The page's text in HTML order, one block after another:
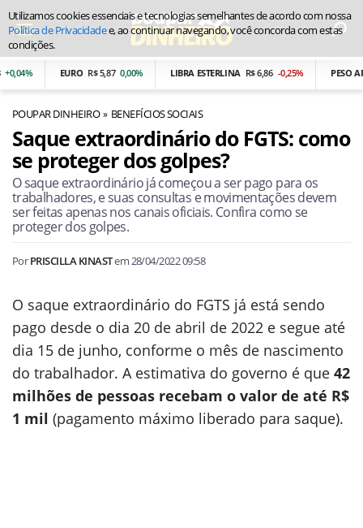
EURO R$ 5,87 0,00% LIBRA ESTERLINA R$ 6,86 -0,25% PESO
POUPAR DINHEIRO BENEFÍCIOS SOCIAIS
Saque extraordinário do FGTS: como
se proteger dos golpes?
O saque extraordinário já começou a ser pago para os
trabalhadores, e suas consultas e movimentações devem
ser feitas apenas nos canais oficiais. Confira como se
proteger dos golpes.
PorPRISCILLA KINASTem28/04/2022 09:58
O saque extraordinário do FGTS já está sendo
pago desde o dia 20 de abril de 2022 e segue até
dia 15 de junho, conforme o mês de nascimento
do trabalhador. A estimativa do governo é que 42
milhões de pessoas recebam o valor de até R$
1 mil (pagamento máximo liberado para saque).
Utilizamos cookies essenciais e tecnologias semelhantes de acordo com nossa
Política de Privacidadee, ao continuar navegando, você concorda com estas
condições.